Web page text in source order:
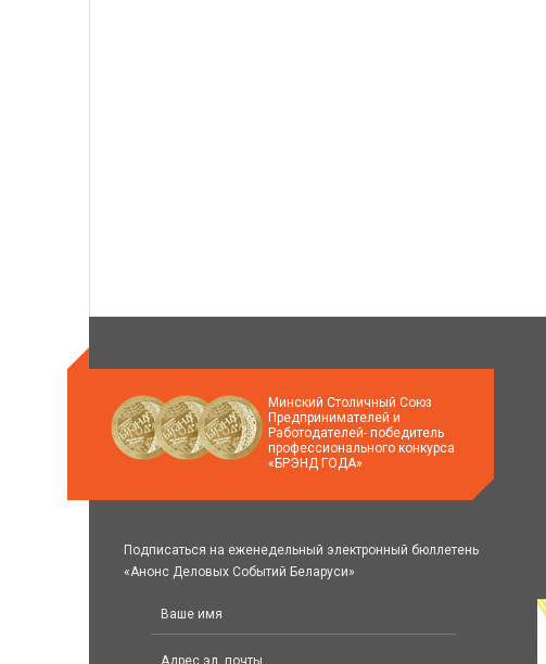
Минский Столичный Союз
Предпринимателей и
Работодателей- победитель
профессионального конкурса
«БРЭНД ГОДА»
Подписаться на еженедельный электронный бюллетень
«Анонс Деловых Событий Беларуси»